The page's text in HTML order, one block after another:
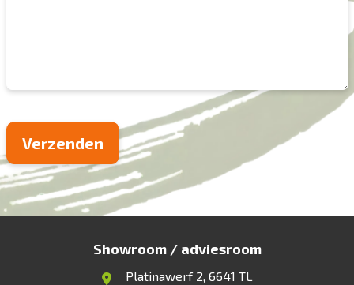
Showroom / adviesroom
Platinawerf 2, 6641 TL